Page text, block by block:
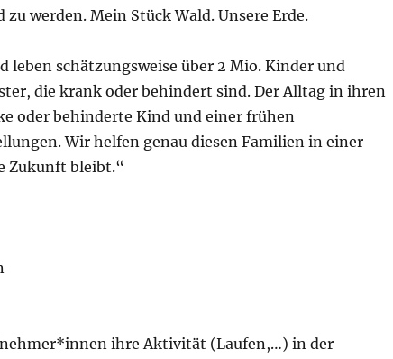
werden. Mein Stück Wald. Unsere Erde.
leben schätzungsweise über 2 Mio. Kinder und
die krank oder behindert sind. Der Alltag in ihren
oder behinderte Kind und einer frühen
Wir helfen genau diesen Familien in einer
Zukunft bleibt.“
ihre Aktivität (Laufen,…) in der